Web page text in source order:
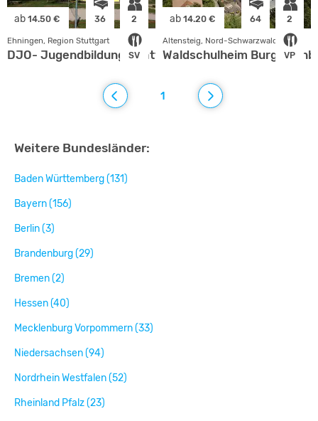
ab 14.50 € 36 2
SV
Ehningen, Region Stuttgart
DJO- Jugendbildungsstätte
ab 14.20 € 64 2
VP
Altensteig, Nord-Schwarzwald
Waldschulheim Burg
1
Weitere Bundesländer:
Baden Württemberg (131)
Bayern (156)
Berlin (3)
Brandenburg (29)
Bremen (2)
Hessen (40)
Mecklenburg Vorpommern (33)
Niedersachsen (94)
Nordrhein Westfalen (52)
Rheinland Pfalz (23)